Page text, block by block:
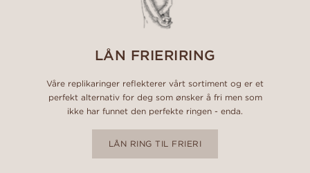
LÅN FRIERIRING
Våre replikaringer reflekterer vårt sortiment og er et
perfekt alternativ for deg som ønsker å fri men som
ikke har funnet den perfekte ringen - enda.
LÅN RING TIL FRIERI